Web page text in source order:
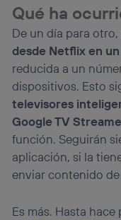
Qué ha
De un día para
desde Netflix en
reducida a un
dispositivos. Esto
televisores
Google TV
función. Seguirán
aplicación, si la
enviar contenido
Es más. Hasta
personalizado, ya
navegación del
Puedes gestionar
“Administrar Utiq”
visitando el portal
(“consenthub”).
la política de